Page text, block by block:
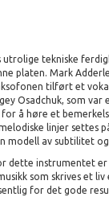
tekniske
platen. Mark
tilført et
Osadchuk, som
å høre et
linjer settes
modell av subtilitet
instrumentet
som skrives et
for det gode